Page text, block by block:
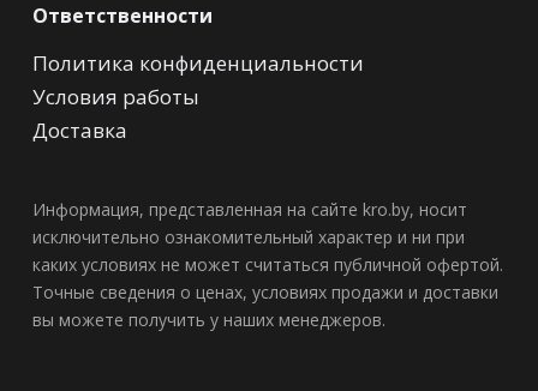
Ответственности
Политика конфиденциальности
Условия работы
Доставка
Информация, представленная на сайте kro.by, носит
исключительно ознакомительный характер и ни при
каких условиях не может считаться публичной офертой.
Точные сведения о ценах, условиях продажи и доставки
вы можете получить у наших менеджеров.